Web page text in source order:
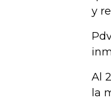
y
Al
la